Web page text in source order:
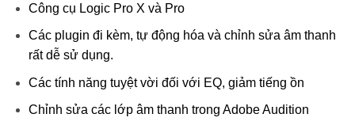
Công cụ Logic Pro X và Pro
Các plugin đi kèm, tự động hóa và chỉnh sửa âm thanh
rất dễ sử dụng.
Các tính năng tuyệt vời đối với EQ, giảm tiếng ồn
Chỉnh sửa các lớp âm thanh trong Adobe Audition